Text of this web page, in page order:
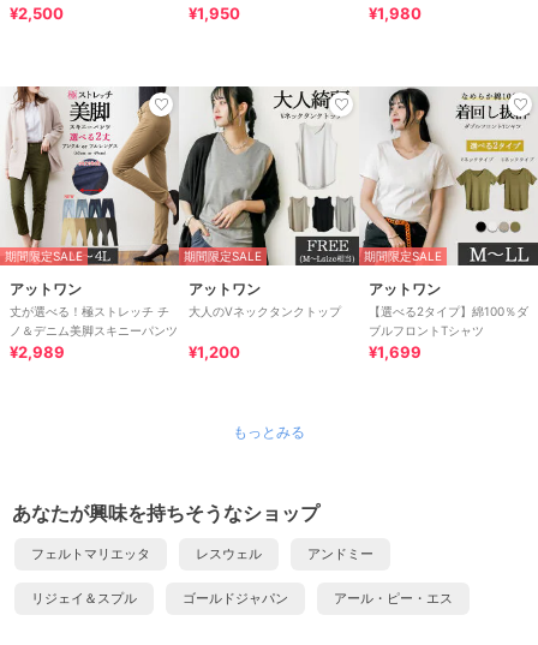
¥2,500 ¥1,950 ¥1,980
期間限定SALE
アットワン
丈が選べる！極ストレッチ チ
ノ＆デニム美脚スキニーパンツ
¥2,989
期間限定SALE
アットワン
大人のVネックタンクトップ
¥1,200
期間限定SALE
アットワン
【選べる2タイプ】綿100％ダ
ブルフロントTシャツ
¥1,699
もっとみる
あなたが興味を持ちそうなショップ
フェルトマリエッタ レスウェル アンドミー
リジェイ＆スプル ゴールドジャパン アール・ピー・エス